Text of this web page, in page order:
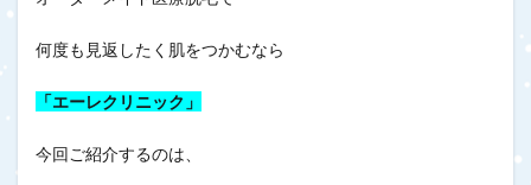
何度も見返したく肌をつかむなら
「エーレクリニック」
今回ご紹介するのは、